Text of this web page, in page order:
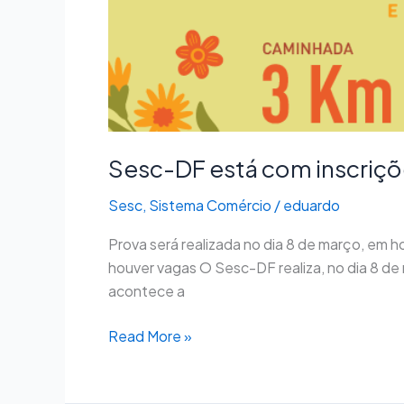
Sesc-DF está com
Sesc, Sistema Comércio /eduardo
Prova será realizada no dia 8 de março, em
houver vagas O Sesc-DF realiza, no dia 8
acontece a
Read More »